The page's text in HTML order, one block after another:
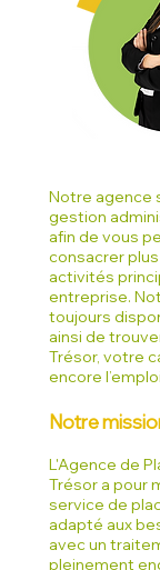
Notre agence
gestion
afin de vous
consacrer
activités
entreprise.
toujours
ainsi de
Trésor, votre
encore
Notre
L'Agence de
Trésor a pour
service de
adapté aux
avec un
pleinement